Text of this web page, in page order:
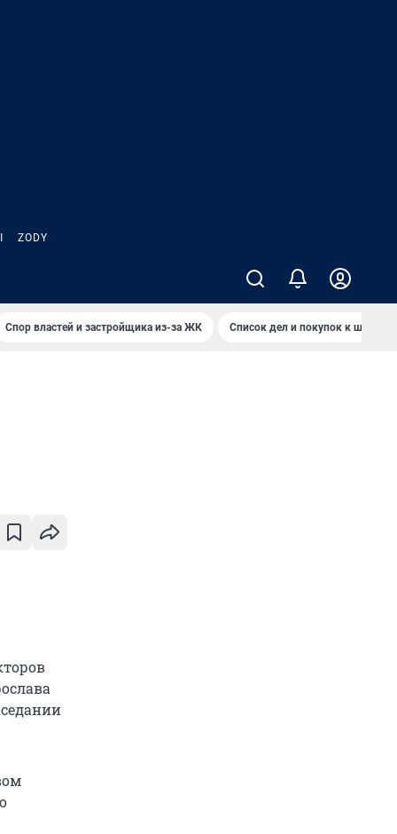
ZODY
Спор властей и застройщика из-за ЖК Список дел и покупок к школе